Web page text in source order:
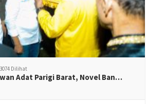
Dilihat
Adat Parigi Barat, Novel Ban…